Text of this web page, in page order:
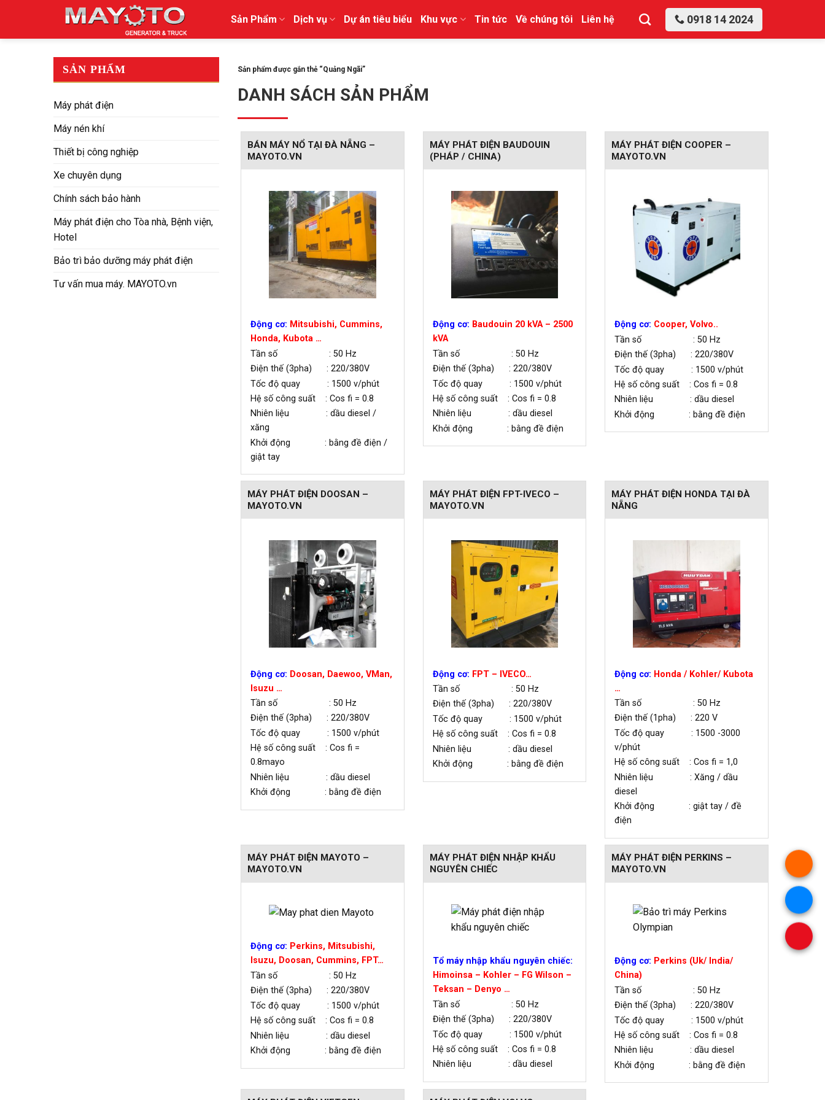
content
Sản Phẩm Dịch vụ Dự án tiêu biểu Khu vực Tin tức Về chúng tôi Liên hệ 0918 14 2024
SẢN PHẨM
Máy phát điện
Máy nén khí
Thiết bị công nghiệp
Xe chuyên dụng
Chính sách bảo hành
Máy phát điện cho Tòa nhà, Bệnh viện,
Hotel
Bảo trì bảo dưỡng máy phát điện
Tư vấn mua máy. MAYOTO.vn
Sản phẩm được gắn thẻ “Quảng Ngãi”
DANH SÁCH SẢN PHẨM
BÁN MÁY NỔ TẠI ĐÀ NẴNG –
MAYOTO.VN
Động cơ: Mitsubishi, Cummins,
Honda, Kubota …
Tần số : 50 Hz
Điện thế (3pha) : 220/380V
Tốc độ quay : 1500 v/phút
Hệ số công suất : Cos fi = 0.8
Nhiên liệu : dầu diesel /
xăng
Khởi động : bằng đề điện /
giật tay
MÁY PHÁT ĐIỆN BAUDOUIN
(PHÁP / CHINA)
Động cơ: Baudouin 20 kVA – 2500
kVA
Tần số : 50 Hz
Điện thế (3pha) : 220/380V
Tốc độ quay : 1500 v/phút
Hệ số công suất : Cos fi = 0.8
Nhiên liệu : dầu diesel
Khởi động : bằng đề điện
MÁY PHÁT ĐIỆN COOPER –
MAYOTO.VN
Động cơ: Cooper, Volvo..
Tần số : 50 Hz
Điện thế (3pha) : 220/380V
Tốc độ quay : 1500 v/phút
Hệ số công suất : Cos fi = 0.8
Nhiên liệu : dầu diesel
Khởi động : bằng đề điện
MÁY PHÁT ĐIỆN DOOSAN –
MAYOTO.VN
Động cơ: Doosan, Daewoo, VMan,
Isuzu …
Tần số : 50 Hz
Điện thế (3pha) : 220/380V
Tốc độ quay : 1500 v/phút
Hệ số công suất : Cos fi =
0.8mayo
Nhiên liệu : dầu diesel
Khởi động : bằng đề điện
MÁY PHÁT ĐIỆN FPT-IVECO –
MAYOTO.VN
Động cơ: FPT – IVECO…
Tần số : 50 Hz
Điện thế (3pha) : 220/380V
Tốc độ quay : 1500 v/phút
Hệ số công suất : Cos fi = 0.8
Nhiên liệu : dầu diesel
Khởi động : bằng đề điện
MÁY PHÁT ĐIỆN HONDA TẠI ĐÀ
NẴNG
Động cơ: Honda / Kohler/ Kubota
…
Tần số : 50 Hz
Điện thế (1pha) : 220 V
Tốc độ quay : 1500 -3000
v/phút
Hệ số công suất : Cos fi = 1,0
Nhiên liệu : Xăng / dầu
diesel
Khởi động : giật tay / đề
điện
MÁY PHÁT ĐIỆN MAYOTO –
MAYOTO.VN
Động cơ: Perkins, Mitsubishi,
Isuzu, Doosan, Cummins, FPT…
Tần số : 50 Hz
Điện thế (3pha) : 220/380V
Tốc độ quay : 1500 v/phút
Hệ số công suất : Cos fi = 0.8
Nhiên liệu : dầu diesel
Khởi động : bằng đề điện
MÁY PHÁT ĐIỆN NHẬP KHẨU
NGUYÊN CHIẾC
Tổ máy nhập khẩu nguyên chiếc:
Himoinsa – Kohler – FG Wilson –
Teksan – Denyo …
Tần số : 50 Hz
Điện thế (3pha) : 220/380V
Tốc độ quay : 1500 v/phút
Hệ số công suất : Cos fi = 0.8
Nhiên liệu : dầu diesel
MÁY PHÁT ĐIỆN PERKINS –
MAYOTO.VN
Động cơ: Perkins (Uk/ India/
China)
Tần số : 50 Hz
Điện thế (3pha) : 220/380V
Tốc độ quay : 1500 v/phút
Hệ số công suất : Cos fi = 0.8
Nhiên liệu : dầu diesel
Khởi động : bằng đề điện